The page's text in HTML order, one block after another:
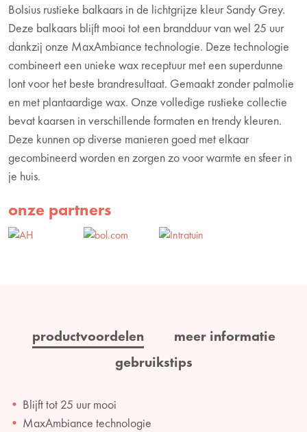
Bolsius rustieke balkaars in de lichtgrijze kleur Sandy Grey.
Deze balkaars blijft mooi tot een brandduur van wel 25 uur
dankzij onze MaxAmbiance technologie. Deze technologie
combineert een unieke wax receptuur met een superdunne
lont voor het beste brandresultaat. Gemaakt zonder palmolie
en met plantaardige wax. Onze volledige rustieke collectie
bevat kaarsen in verschillende formaten en trendy kleuren.
Deze kunnen op diverse manieren goed met elkaar
gecombineerd worden en zorgen zo voor warmte en sfeer in
je huis.
onze partners
productvoordelen
meer informatie
gebruikstips
Blijft tot 25 uur mooi
MaxAmbiance technologie